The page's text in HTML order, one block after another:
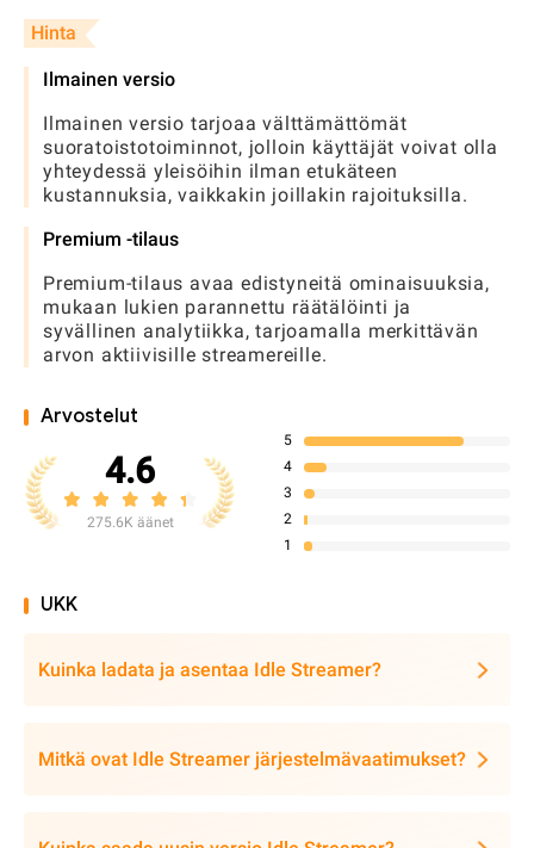
Hinta
Ilmainen versio
Ilmainen versio tarjoaa välttämättömät
suoratoistotoiminnot, jolloin käyttäjät voivat olla
yhteydessä yleisöihin ilman etukäteen
kustannuksia, vaikkakin joillakin rajoituksilla.
Premium -tilaus
Premium-tilaus avaa edistyneitä ominaisuuksia,
mukaan lukien parannettu räätälöinti ja
syvällinen analytiikka, tarjoamalla merkittävän
arvon aktiivisille streamereille.
Arvostelut
4.6
275.6K äänet
5
4
3
2
1
UKK
Kuinka ladata ja asentaa Idle Streamer?
Mitkä ovat Idle Streamer järjestelmävaatimukset?